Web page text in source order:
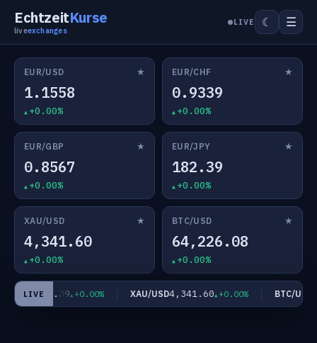
EchtzeitKurse
liveexchanges
LIVE ☾ ☰
EUR/USD ★
1.1558
+0.00%
EUR/CHF ★
0.9339
+0.00%
EUR/GBP ★
0.8567
+0.00%
EUR/JPY ★
182.39
+0.00%
XAU/USD ★
4,341.60
+0.00%
BTC/USD ★
64,226.08
+0.00%
LIVE
JPY182.39 +0.00% XAU/USD4,341.60 +0.00% BTC/USD